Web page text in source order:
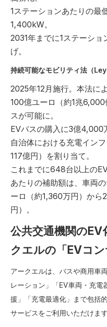
1ステーションあたりの最
1,400kW。
2031年までに1ステーシ
げ。
持続可能なモビリティ法（
2025年12月施行。本法に
100億ユーロ（約1兆
スが可能に。
EVバスの購入に3億4,000
自治体における充電イン
117億円）を割り当て。
これまでに648台以上の
あたりの補助額は、車両
ーロ（約1,360万円）か
円）。
公共交通機関の
クエルの「EVコン
アークエルは、バスや商用車
レーション」「EV車両・充電
援」「充電最適化」まで包括
サービスをご利用いただけます